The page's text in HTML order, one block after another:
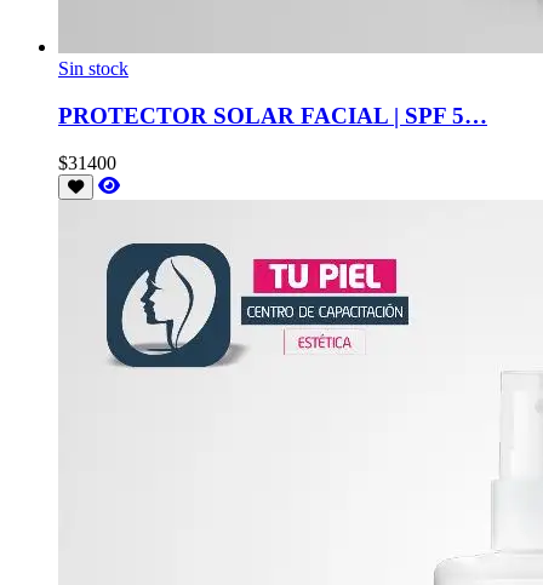
Sin stock
PROTECTOR SOLAR FACIAL | SPF 5…
$31400